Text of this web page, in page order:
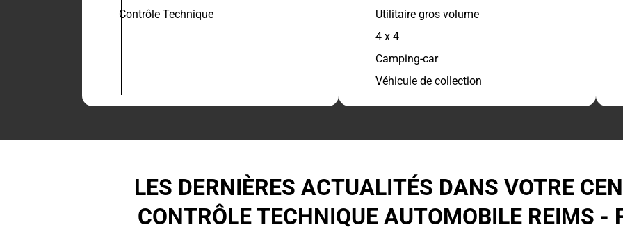
Contrôle Technique
Utilitaire gros volume
4 x 4
Camping-car
Véhicule de collection
LES DERNIÈRES ACTUALITÉS DANS VOTRE
CONTRÔLE TECHNIQUE AUTOMOBILE REIMS -